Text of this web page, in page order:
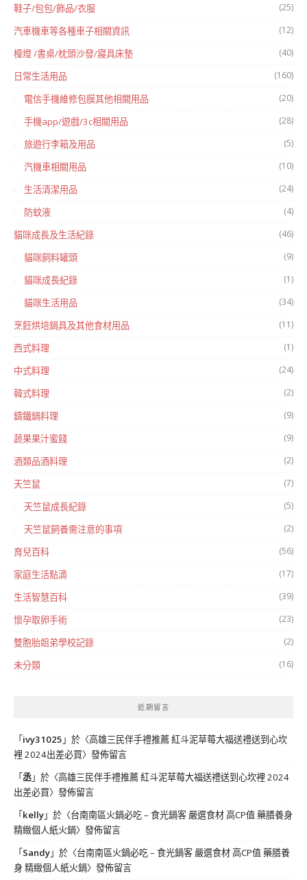
鞋子/包包/飾品/衣服 (25)
汽車機車等各種車子相關資訊 (12)
檯燈 /書桌/枕頭沙發/寢具床墊 (40)
日常生活用品 (160)
電信手機維修包膜其他相關用品 (20)
手機app/遊戲/3c相關用品 (28)
旅遊行李箱及用品 (5)
汽機車相關用品 (10)
生活清潔用品 (24)
防蚊液 (4)
貓咪成長及生活紀錄 (46)
貓咪飼料罐頭 (9)
貓咪成長紀錄 (1)
貓咪生活用品 (34)
烹飪烘培鍋具及其他食材用品 (11)
西式料理 (1)
中式料理 (24)
韓式料理 (2)
鑄鐵鍋料理 (9)
蔬果果汁蜜餞 (9)
酒類品酒料理 (2)
天竺鼠 (7)
天竺鼠成長紀錄 (5)
天竺鼠飼養需注意的事項 (2)
育兒百科 (56)
家庭生活點滴 (17)
生活智慧百科 (39)
懷孕取卵手術 (23)
雙胞胎姐弟學校記錄 (2)
未分類 (16)
近期留言
「ivy31025 」於〈高雄三民伴手禮推薦 紅斗泥草莓大福送禮送到心坎
裡 2024出差必買〉發佈留言
「丞」於〈高雄三民伴手禮推薦 紅斗泥草莓大福送禮送到心坎裡 2024
出差必買〉發佈留言
「kelly」於〈台南南區火鍋必吃 – 食光鍋客 嚴選食材 高CP值 藥膳養身
精緻個人紙火鍋〉發佈留言
「Sandy」於〈台南南區火鍋必吃 – 食光鍋客 嚴選食材 高CP值 藥膳養
身 精緻個人紙火鍋〉發佈留言